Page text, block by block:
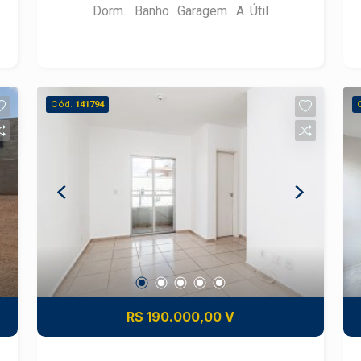
Dorm.
Banho Garagem
A. Útil
Cód. 141794
R$ 190.000,00 V